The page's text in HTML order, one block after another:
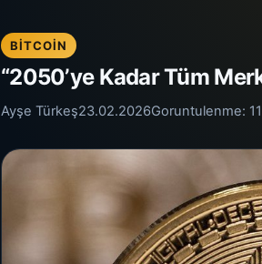
BITCOIN
“2050’ye Kadar Tüm
Ayşe Türkeş23.02.2026Goruntulenme: